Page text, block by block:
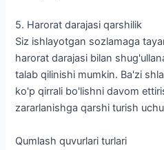
5. Harorat darajasi qarshilik
Siz ishlayotgan sozlamaga
harorat darajasi bilan
talab qilinishi mumkin. Ba'zi
ko'p qirrali bo'lishni davom
zararlanishga qarshi turish
Qumlash quvurlari turlari